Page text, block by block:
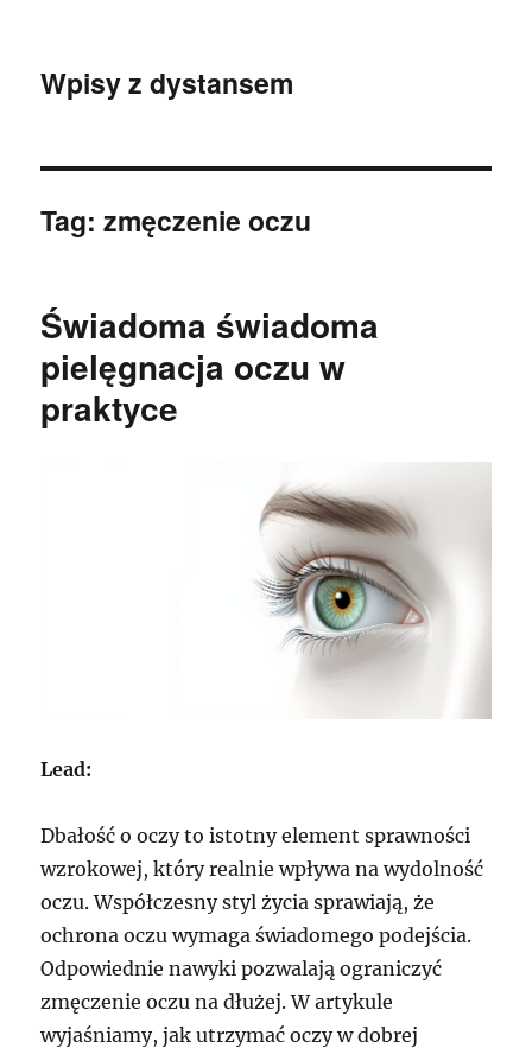
Wpisy z dystansem
Tag:zmęczenie oczu
Świadoma świadoma
pielęgnacja oczu w
praktyce
Lead:
Dbałość o oczy to istotny element sprawności
wzrokowej, który realnie wpływa na wydolność
oczu. Współczesny styl życia sprawiają, że
ochrona oczu wymaga świadomego podejścia.
Odpowiednie nawyki pozwalają ograniczyć
zmęczenie oczu na dłużej. W artykule
wyjaśniamy, jak utrzymać oczy w dobrej